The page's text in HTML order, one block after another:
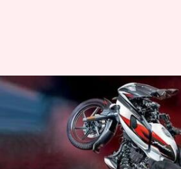
భారతీయ మార్కెట్లోకి
బజాజ్ పల్సర్ 220 F
బుకింగ్స్
Nishkala Sathivada Feb 17, 2023